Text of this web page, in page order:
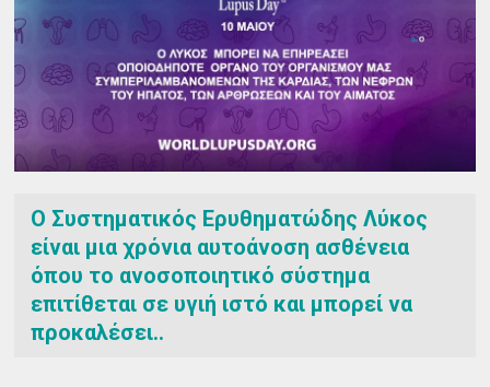
Ο Συστηματικός Ερυθηματώδης Λύκος
είναι μια χρόνια αυτοάνοση ασθένεια
όπου το ανοσοποιητικό σύστημα
επιτίθεται σε υγιή ιστό και μπορεί να
προκαλέσει..